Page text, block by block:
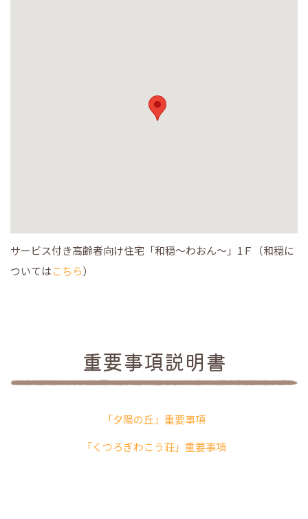
サービス付き高齢者向け住宅「和穏〜わおん〜」1Ｆ（和穏に
ついてはこちら）
重要事項説明書
「夕陽の丘」重要事項
「くつろぎわこう荘」重要事項